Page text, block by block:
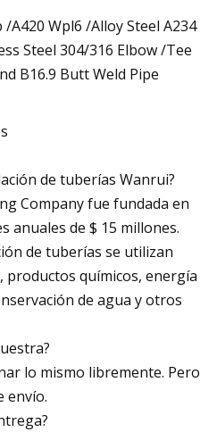
de tuberías Wanrui?
Company fue fundada en
anuales de $ 15 millones.
de tuberías se utilizan
químicos, energía
de agua y otros
lo mismo libremente. Pero
envío.